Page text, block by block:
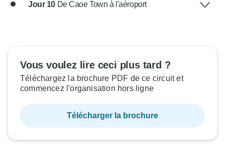
Jour 10 De Caoe Town à l'aéroport
Vous voulez lire ceci plus tard ?
Téléchargez la brochure PDF de ce circuit et
commencez l'organisation hors ligne
Télécharger la brochure